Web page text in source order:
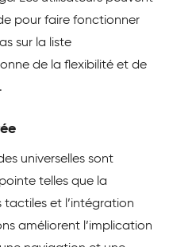
pour faire fonctionner
sur la liste
de la flexibilité et de
universelles sont
telles que la
et l’intégration
améliorent l’implication